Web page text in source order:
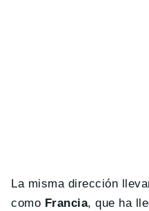
La misma dirección
como Francia, que ha